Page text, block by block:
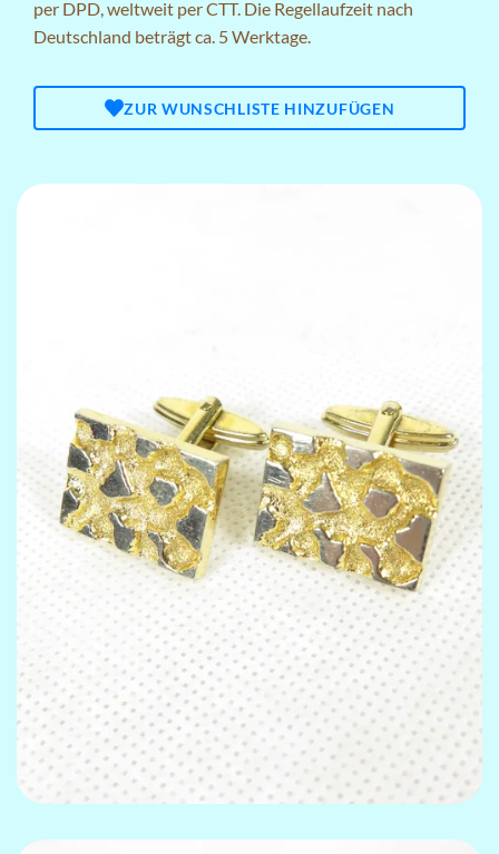
per DPD, weltweit per CTT. Die Regellaufzeit nach
Deutschland beträgt ca. 5 Werktage.
ZUR WUNSCHLISTE HINZUFÜGEN